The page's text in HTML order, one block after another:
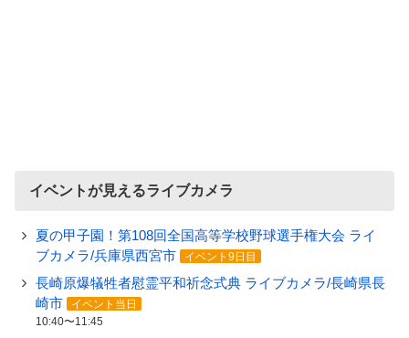
イベントが見えるライブカメラ
夏の甲子園！第108回全国高等学校野球選手権大会 ライ
ブカメラ/兵庫県西宮市
イベント9日目
長崎原爆犠牲者慰霊平和祈念式典 ライブカメラ/長崎県長
崎市
イベント当日
10:40〜11:45